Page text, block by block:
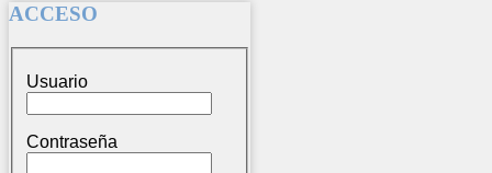
ACCESO
Usuario
Contraseña